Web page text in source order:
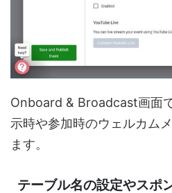
Onboard & Broadcast画面
示時や参加時のウェルカム
ます。
テーブル名の設定やスポ